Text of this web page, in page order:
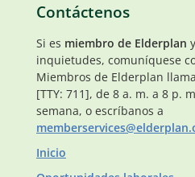
Contáctenos
Si es miembro de Elderplan
inquietudes, comuníquese
Miembros de Elderplan
[TTY: 711], de 8 a. m. a 8 p.
semana, o escríbanos a
Inicio